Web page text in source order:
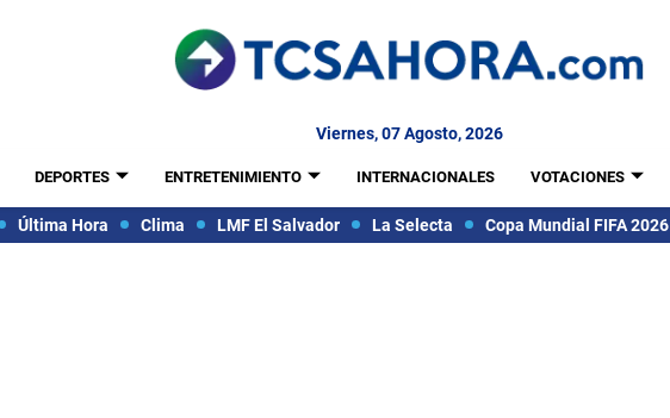
Viernes, 07 Agosto, 2026
DEPORTES ENTRETENIMIENTO INTERNACIONALES VOTACIONES
Última Hora Clima LMF El Salvador La Selecta Copa Mundial FIFA 2026